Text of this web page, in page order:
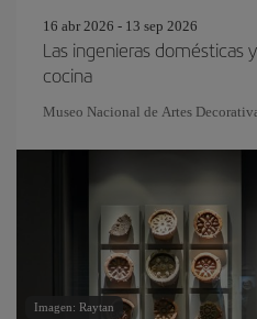
16 abr 2026 - 13 sep 2026
Las ingenieras domésticas
cocina
Museo Nacional de Artes
Imagen: Raytan